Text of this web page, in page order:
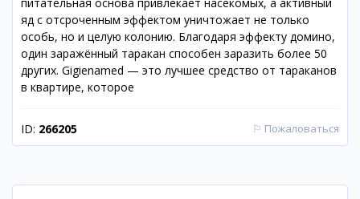
яд с отсроченным эффектом уничтожает не только
особь, но и целую колонию. Благодаря эффекту домино,
один заражённый таракан способен заразить более 50
других. Gigienamed — это лучшее средство от тараканов
в квартире, которое
ID: 266205 ⚐ Пожаловаться